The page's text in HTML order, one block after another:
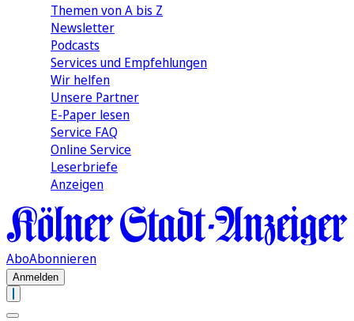
Themen von A bis Z
Newsletter
Podcasts
Services und Empfehlungen
Wir helfen
Unsere Partner
E-Paper lesen
Service FAQ
Online Service
Leserbriefe
Anzeigen
AboAbonnieren
Anmelden